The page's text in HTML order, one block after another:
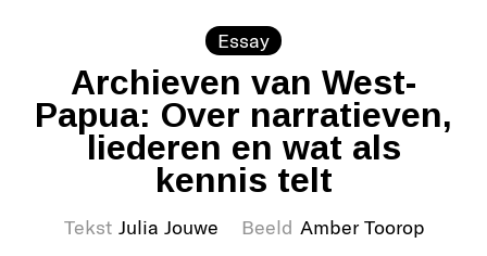
Essay
Archieven van West-
Papua: Over narratieven,
liederen en wat als
kennis telt
Tekst Julia Jouwe Beeld Amber Toorop